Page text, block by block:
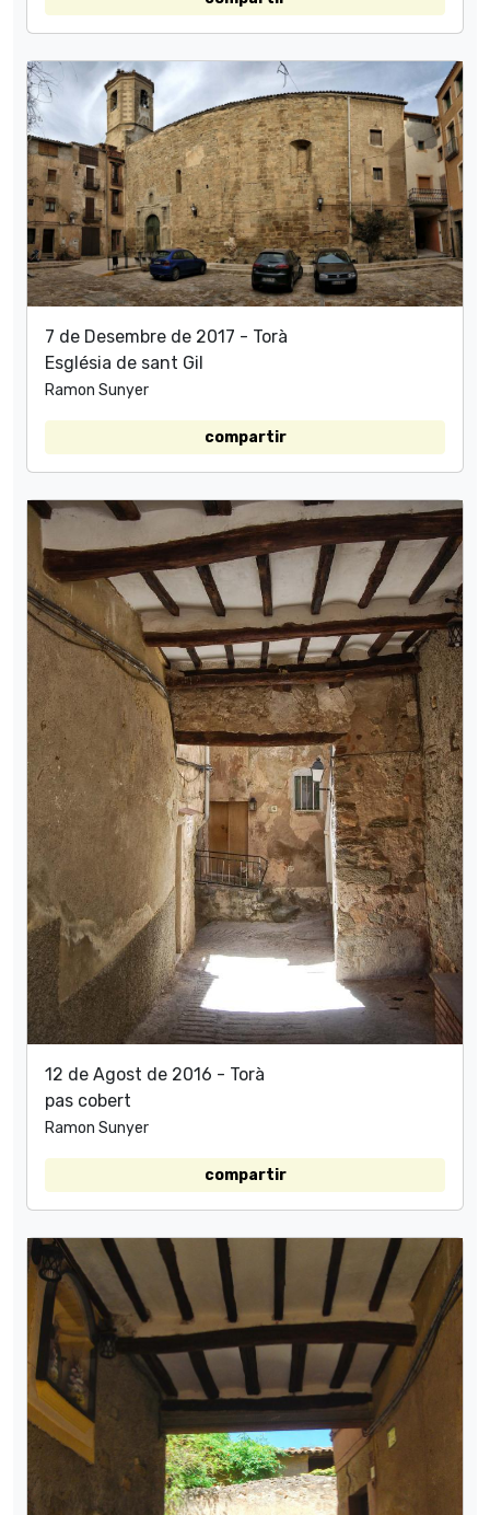
7 de Desembre de 2017 - Torà
Església de sant Gil
Ramon Sunyer
compartir
12 de Agost de 2016 - Torà
pas cobert
Ramon Sunyer
compartir